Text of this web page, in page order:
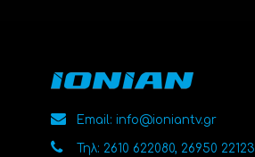
Email: info@ioniantv.gr
Τηλ: 2610 622080, 26950 22123